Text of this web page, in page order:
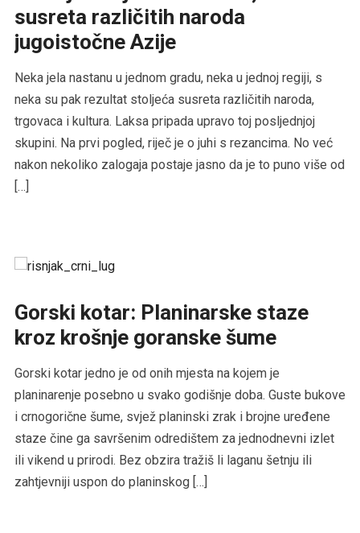
susreta različitih naroda
jugoistočne Azije
Neka jela nastanu u jednom gradu, neka u jednoj regiji, s
neka su pak rezultat stoljeća susreta različitih naroda,
trgovaca i kultura. Laksa pripada upravo toj posljednjoj
skupini. Na prvi pogled, riječ je o juhi s rezancima. No već
nakon nekoliko zalogaja postaje jasno da je to puno više od
[…]
Gorski kotar: Planinarske staze
kroz krošnje goranske šume
Gorski kotar jedno je od onih mjesta na kojem je
planinarenje posebno u svako godišnje doba. Guste bukove
i crnogorične šume, svjež planinski zrak i brojne uređene
staze čine ga savršenim odredištem za jednodnevni izlet
ili vikend u prirodi. Bez obzira tražiš li laganu šetnju ili
zahtjevniji uspon do planinskog […]